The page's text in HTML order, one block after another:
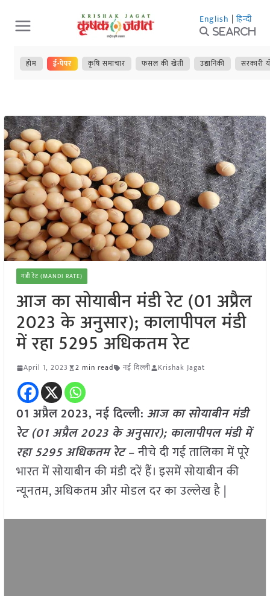
Skip
to
content
English | हिन्दी
Search
होम ई-पेपर कृषि समाचार फसल की खेती उद्यानिकी सरकारी
मंडी रेट (MANDI RATE)
आज का सोयाबीन मंडी रेट (01 अप्रैल
2023 के अनुसार); कालापीपल मंडी
में रहा 5295 अधिकतम रेट
April 1, 2023 2 min read नई दिल्ली Krishak Jagat
01 अप्रैल2023, नई दिल्ली: आज का सोयाबीन मंडी
रेट (01 अप्रैल 2023 के अनुसार); कालापीपल मंडी में
रहा 5295 अधिकतम रेट– नीचे दी गई तालिका में पूरे
भारत में सोयाबीन की मंडी दरें हैं। इसमें सोयाबीन की
न्यूनतम, अधिकतम और मोडल दर का उल्लेख है |